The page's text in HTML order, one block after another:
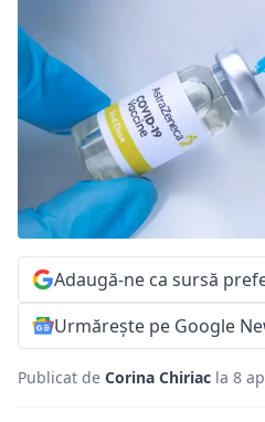
Adaugă-ne ca sursă
Urmărește pe Google
Publicat de Corina Chiriac la 8